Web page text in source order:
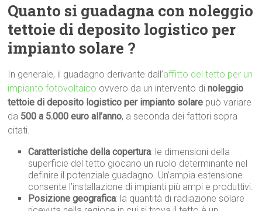
Quanto si guadagna con noleggio
tettoie di deposito logistico per
impianto solare ?
In generale, il guadagno derivante dall’affitto del tetto per un
impianto fotovoltaico ovvero da un intervento dinoleggio
tettoie di deposito logistico per impianto solare può variare
da 500 a 5.000 euro all’anno, a seconda dei fattori sopra
citati.
Caratteristiche della copertura: le dimensioni della
superficie del tetto giocano un ruolo determinante nel
definire il potenziale guadagno. Un’ampia estensione
consente l’installazione di impianti più ampi e produttivi.
Posizione geografica: la quantità di radiazione solare